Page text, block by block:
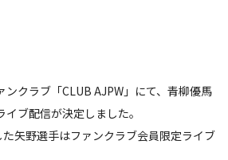
クラブ「CLUB AJPW」にて、青柳優馬
ブ配信が決定しました。
矢野選手はファンクラブ会員限定ライブ